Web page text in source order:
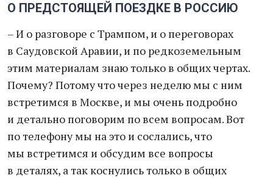
О ПРЕДСТОЯЩЕЙ ПОЕЗДКЕ В РОССИЮ
– И о разговоре с Трампом, и о переговорах
в Саудовской Аравии, и по редкоземельным
этим материалам знаю только в общих чертах.
Почему? Потому что через неделю мы с ним
встретимся в Москве, и мы очень подробно
и детально поговорим по всем вопросам. Вот
по телефону мы на это и сослались, что
мы встретимся и обсудим все вопросы
в деталях, а так коснулись только в общих